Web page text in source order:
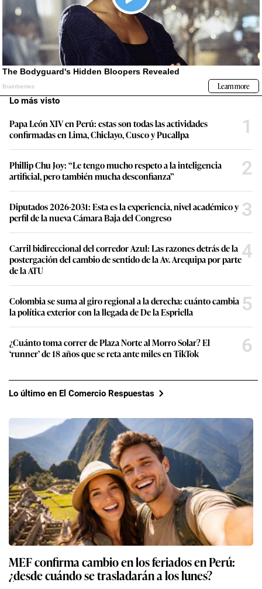
Lo más visto
Papa León XIV en Perú: estas son todas las actividades
confirmadas en Lima, Chiclayo, Cusco y Pucallpa
1
Phillip Chu Joy: “Le tengo mucho respeto a la inteligencia
artificial, pero también mucha desconfianza”
2
Diputados 2026-2031: Esta es la experiencia, nivel académico y
perfil de la nueva Cámara Baja del Congreso
3
Carril bidireccional del corredor Azul: Las razones detrás de la
postergación del cambio de sentido de la Av. Arequipa por parte
de la ATU
4
Colombia se suma al giro regional a la derecha: cuánto cambia
la política exterior con la llegada de De la Espriella
5
¿Cuánto toma correr de Plaza Norte al Morro Solar? El
‘runner’ de 18 años que se reta ante miles en TikTok
6
Lo último en El Comercio Respuestas
MEF confirma cambio en los feriados en Perú:
¿desde cuándo se trasladarán a los lunes?